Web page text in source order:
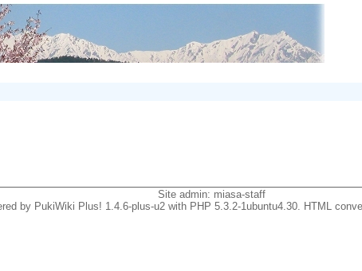
Site admin: miasa-staff
by PukiWiki Plus! 1.4.6-plus-u2 with PHP 5.3.2-1ubuntu4.30. HTML